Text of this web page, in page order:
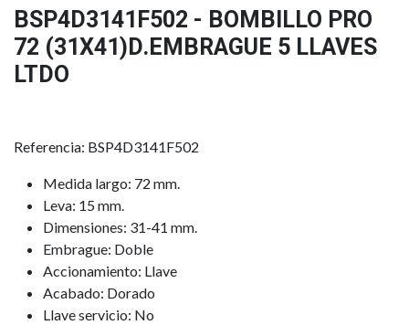
BSP4D3141F502 - BOMBILLO PRO
72 (31X41)D.EMBRAGUE 5 LLAVES
LTDO
Referencia: BSP4D3141F502
Medida largo: 72 mm.
Leva: 15 mm.
Dimensiones: 31-41 mm.
Embrague: Doble
Accionamiento: Llave
Acabado: Dorado
Llave servicio: No